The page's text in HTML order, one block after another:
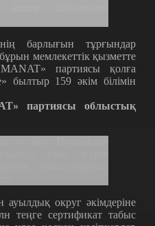
барлығын тұрғындар
мемлекеттік қызметте
партиясы қолға
былтыр 159 әкім білімін
партиясы облыстық
ауылдық округ әкімдеріне
теңге сертификат табыс